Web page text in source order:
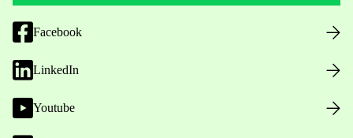
Facebook
LinkedIn
Youtube